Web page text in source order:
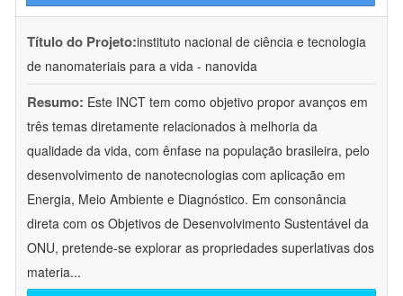
Título do Projeto:instituto nacional de ciência e tecnologia
de nanomateriais para a vida - nanovida
Resumo: Este INCT tem como objetivo propor avanços em
três temas diretamente relacionados à melhoria da
qualidade da vida, com ênfase na população brasileira, pelo
desenvolvimento de nanotecnologias com aplicação em
Energia, Meio Ambiente e Diagnóstico. Em consonância
direta com os Objetivos de Desenvolvimento Sustentável da
ONU, pretende-se explorar as propriedades superlativas dos
materia...